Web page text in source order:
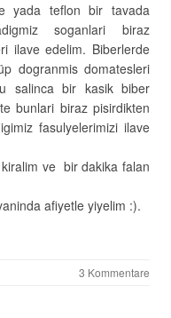
yada teflon bir tavada
soganlari biraz
ilave edelim. Biberlerde
dogranmis domatesleri
salinca bir kasik biber
bunlari biraz pisirdikten
fasulyelerimizi ilave
ve bir dakika falan
afiyetle yiyelim :).
3 Kommentare